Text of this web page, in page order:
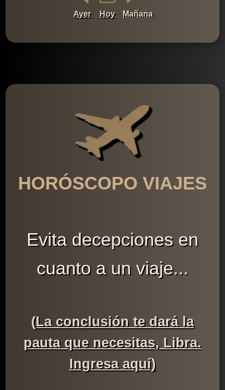
Ayer Hoy Mañana
HORÓSCOPO VIAJES
Evita decepciones en
cuanto a un viaje...
(La conclusión te dará la
pauta que necesitas, Libra.
Ingresa aquí)